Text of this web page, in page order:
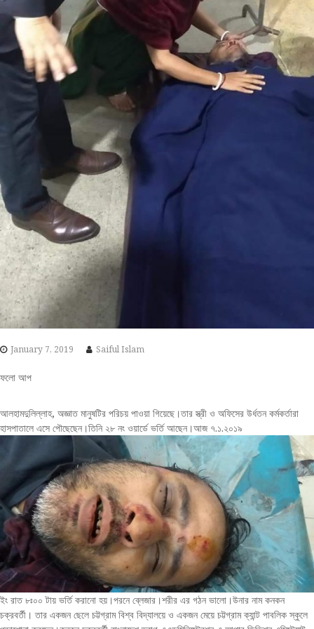
January 7, 2019 Saiful Islam
ফলো আপ
আলহামদুলিল্লাহ, অজ্ঞাত মানুষটির পরিচয় পাওয়া গিয়েছে।তার স্ত্রী ও অফিসের উর্ধতন কর্মকর্তারা
হাসপাতালে এসে পৌছেছেন।তিনি ২৮ নং ওয়ার্ডে ভর্তি আছেন।আজ ৭.১.২০১৯
ইং রাত ৮ঃ০০ টায় ভর্তি করানো হয়।পরনে ব্লেজার।শরীর এর গঠন ভালো।উনার নাম কনকন
চক্রবর্তী। তার একজন ছেলে চট্টগ্রাম বিশ্ব বিদ্যালয়ে ও একজন মেয়ে চট্টগ্রাম ক্যান্ট পাবলিক স্কুলে